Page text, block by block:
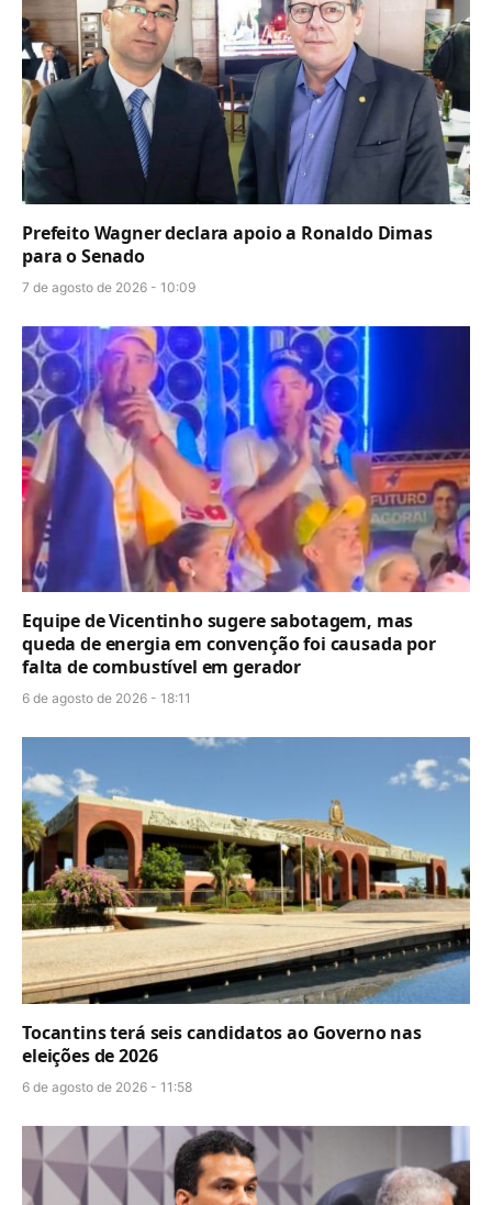
Prefeito Wagner declara apoio a Ronaldo Dimas
para o Senado
7 de agosto de 2026 - 10:09
Equipe de Vicentinho sugere sabotagem, mas
queda de energia em convenção foi causada por
falta de combustível em gerador
6 de agosto de 2026 - 18:11
Tocantins terá seis candidatos ao Governo nas
eleições de 2026
6 de agosto de 2026 - 11:58